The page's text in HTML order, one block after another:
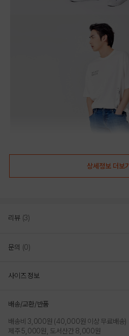
상세정보 더보기
리뷰 (3)
문의 (0)
사이즈 정보
배송/교환/반품
배송비 3,000원 (40,000원 이상 무료배송)
제주 5,000원, 도서산간 8,000원